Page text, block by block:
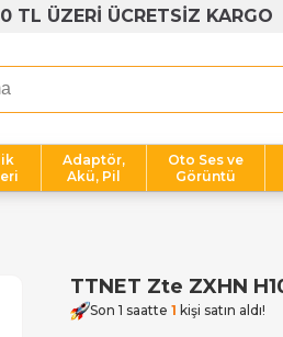
TL ÜZERİ ÜCRETSİZ KARGO
Adaptör,
Akü, Pil
Oto Ses ve
Görüntü
TTNET Zte ZXHN
Son 1 saatte 1 kişi satın aldı!